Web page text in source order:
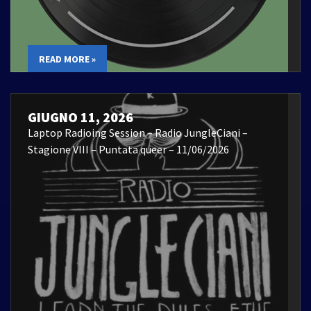
READ MORE »
GIUGNO 11, 2026
Laptop Radioing Session – Radio JungleCiani –
Stagione VIII – Puntata queer – 11/06/2026